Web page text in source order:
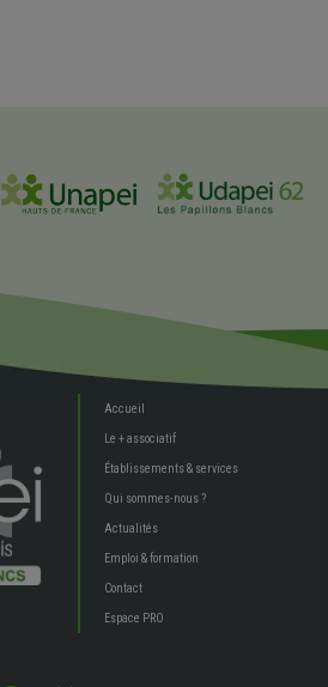
Accueil
Le + associatif
Établissements & services
Qui sommes-nous ?
Actualités
Emploi & formation
Contact
Espace PRO